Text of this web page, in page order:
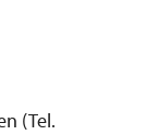
(Tel.